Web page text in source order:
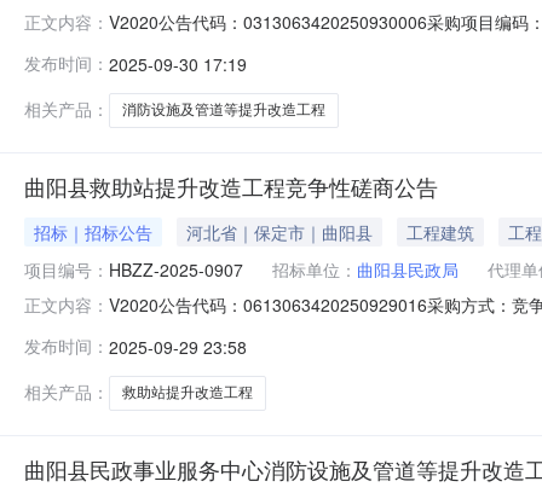
正文内容： V2020公告代码：0313063420250930006采购项目编码
2025-09-30采购项目编号：HBZZ-2025-0906采购人名称
发布时间： 2025-09-30 17:19
相关产品：
消防设施及管道等提升改造工程
曲阳县救助站提升改造工程竞争性磋商公告
招标｜招标公告 河北省｜保定市｜曲阳县 工程建筑
工程
项目编号： HBZZ-2025-0907 招标单位： 曲阳县民政局
代理
正文内容： V2020公告代码：0613063420250929016采购方式：竞
采购人名称：曲阳县民政局本级采购人地址：保定市曲阳
发布时间： 2025-09-29 23:58
相关产品：
救助站提升改造工程
曲阳县民政事业服务中心消防设施及管道等提升改造